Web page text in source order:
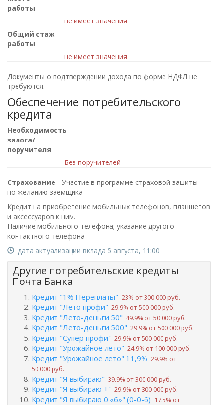
работы
не имеет значения
Общий стаж
работы
не имеет значения
Документы о подтверждении дохода по форме НДФЛ не
требуются.
Обеспечение потребительского
кредита
Необходимость
залога/
поручителя
Без поручителей
Страхование - Участие в программе страховой зашиты —
по желанию заемщика
Кредит на приобретение мобильных телефонов, планшетов
и аксессуаров к ним.
Наличие мобильного телефона; указание другого
контактного телефона
дата актуализации вклада 5 августа, 11:00
Другие потребительские кредиты
Почта Банка
Кредит "1% Переплаты" 23% от 300 000 руб.
Кредит "Лето профи" 29.9% от 500 000 руб.
Кредит "Лето-деньги 50" 49.9% от 50 000 руб.
Кредит "Лето-деньги 500" 29.9% от 500 000 руб.
Кредит "Супер профи" 29.9% от 500 000 руб.
Кредит "Урожайное лето" 24.9% от 100 000 руб.
Кредит "Урожайное лето" 11,9% 29.9% от
50 000 руб.
Кредит "Я выбираю" 39.9% от 300 000 руб.
Кредит "Я выбираю +" 29.9% от 300 000 руб.
Кредит "Я выбираю 0 «6»" (0-0-6) 17.5% от